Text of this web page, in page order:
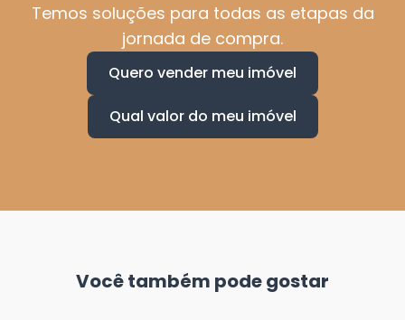
Temos soluções para todas as etapas da
jornada de compra.
Quero vender meu imóvel
Qual valor do meu imóvel
Você também pode gostar